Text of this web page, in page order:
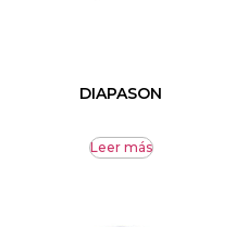
DIAPASON
Leer más